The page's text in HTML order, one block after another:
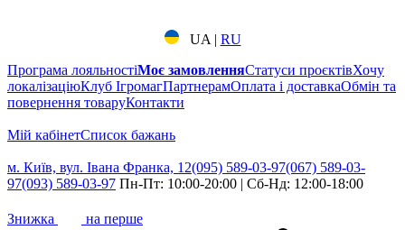
UA| RU
Програма лояльностіМоє замовленняСтатуси проєктівХочу
локалізаціюКлуб ІгромагПартнерамОплата і доставкаОбмін та
повернення товаруКонтакти
Мій кабінетCписок бажань
м. Київ, вул. Івана Франка, 12(095) 589-03-97(067) 589-03-
97(093) 589-03-97 Пн-Пт: 10:00-20:00 | Сб-Нд: 12:00-18:00
Знижка
на перше